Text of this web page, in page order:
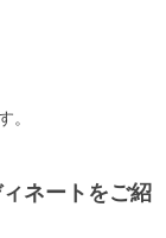
。
ネートをご紹